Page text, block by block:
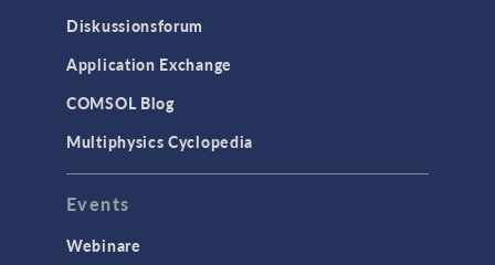
Particle Tracing in Strömungen
Strömung in porösen Medien
Wärmetransport
STRUKTURMECHANIK &
AKUSTIK
Akustik & Schwingungen
Materialmodelle
Diskussionsforum
Application Exchange
COMSOL Blog
Multiphysics Cyclopedia
Events
Webinare